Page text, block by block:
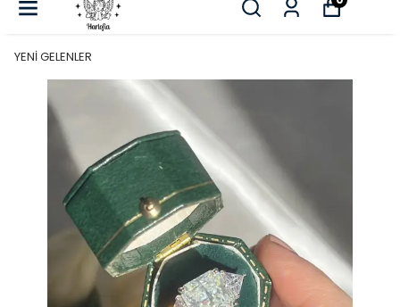
YENİ GELENLER